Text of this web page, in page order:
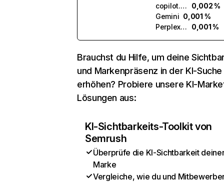
copilot.microsoft.com
0,002 %
Gemini 0,001 %
Perplexity
0,001 %
Brauchst du Hilfe, um deine
und Markenpräsenz in der KI-Suche
erhöhen? Probiere unsere KI-
Lösungen aus:
KI-Sichtbarkeits-Toolkit von
Semrush
Überprüfe die KI-Sichtbarkeit
Marke
Vergleiche, wie du und